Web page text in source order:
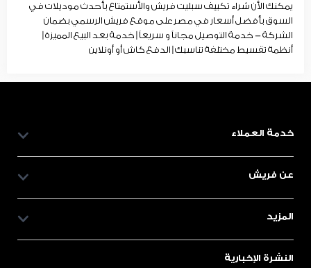
يمكنك الأن شراء تكييف سبليت فريش والأستمتاع بأحدث موديلات في
السوق بأفضل أسعار في مصر على موقع فريش الرسمي بضمان
الشركة - خدمة التوصيل مجاناً و سريعاً | خدمة بعد البيع المميزة |
أنظمة تقسيط مختلفة تناسبك | الدفع كاش أو أونلاين
خدمة العملاء
عن فريش
المزيد
النشرة الإخبارية